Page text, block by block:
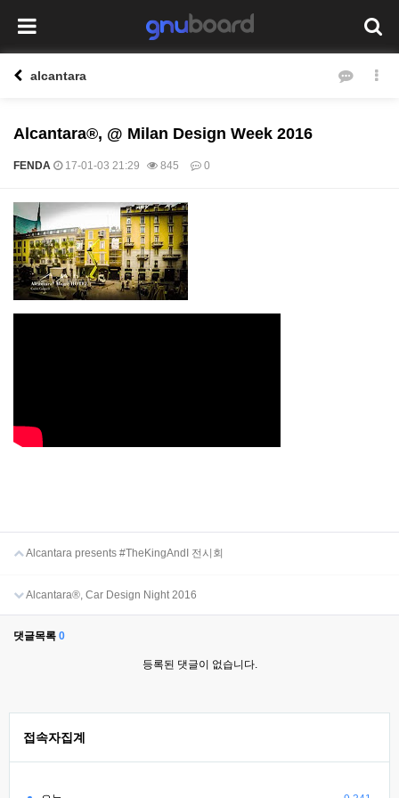
alcantara
Alcantara®, @ Milan Design Week 2016
FENDA 17-01-03 21:29 845 0
Alcantara presents #TheKingAndI 전시회
Alcantara®, Car Design Night 2016
댓글목록 0
등록된 댓글이 없습니다.
접속자집계